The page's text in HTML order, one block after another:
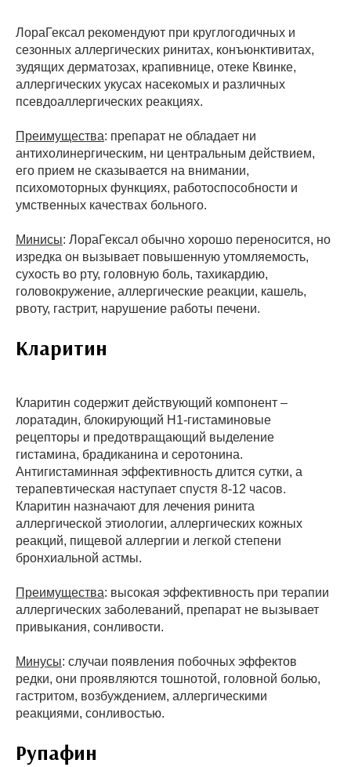
ЛораГексал рекомендуют при круглогодичных и
сезонных аллергических ринитах, конъюнктивитах,
зудящих дерматозах, крапивнице, отеке Квинке,
аллергических укусах насекомых и различных
псевдоаллергических реакциях.
Преимущества: препарат не обладает ни
антихолинергическим, ни центральным действием,
его прием не сказывается на внимании,
психомоторных функциях, работоспособности и
умственных качествах больного.
Минисы: ЛораГексал обычно хорошо переносится, но
изредка он вызывает повышенную утомляемость,
сухость во рту, головную боль, тахикардию,
головокружение, аллергические реакции, кашель,
рвоту, гастрит, нарушение работы печени.
Кларитин
Кларитин содержит действующий компонент –
лоратадин, блокирующий Н1-гистаминовые
рецепторы и предотвращающий выделение
гистамина, брадиканина и серотонина.
Антигистаминная эффективность длится сутки, а
терапевтическая наступает спустя 8-12 часов.
Кларитин назначают для лечения ринита
аллергической этиологии, аллергических кожных
реакций, пищевой аллергии и легкой степени
бронхиальной астмы.
Преимущества: высокая эффективность при терапии
аллергических заболеваний, препарат не вызывает
привыкания, сонливости.
Минусы: случаи появления побочных эффектов
редки, они проявляются тошнотой, головной болью,
гастритом, возбуждением, аллергическими
реакциями, сонливостью.
Рупафин